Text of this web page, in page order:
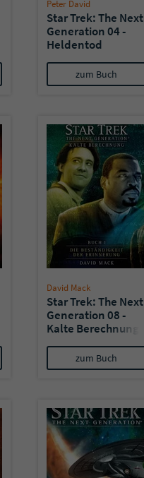
Peter David
Star Trek: The Next
Generation 04 -
Heldentod
zum Buch
David Mack
Star Trek: The Next
Generation 08 -
Kalte Berechnung
Beständigkeit der
Erinnerung
zum Buch